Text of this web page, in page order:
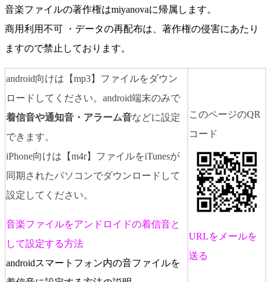
音楽ファイルの著作権はmiyanovaに帰属します。
商用利用不可 ・データの再配布は、著作権の侵害にあたり
ますので禁止しております。
android向けは【mp3】ファイルをダウン
ロードしてください。android端末のみで
着信音や通知音・アラーム音などに設定
できます。
iPhone向けは【m4r】ファイルをiTunesが
同期されたパソコンでダウンロードして
設定してください。
音楽ファイルをアンドロイドの着信音と
して設定する方法
androidスマートフォン内の音ファイルを
このページのQR
コード
URLをメールを
送る